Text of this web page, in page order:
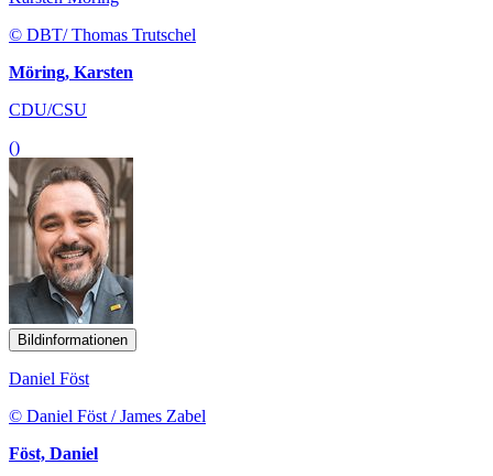
© DBT/ Thomas Trutschel
Möring, Karsten
CDU/CSU
()
Bildinformationen
Daniel Föst
© Daniel Föst / James Zabel
Föst, Daniel